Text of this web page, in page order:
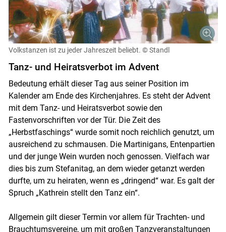
Volkstanzen ist zu jeder Jahreszeit beliebt. © Standl
Tanz- und Heiratsverbot im Advent
Bedeutung erhält dieser Tag aus seiner Position im
Kalender am Ende des Kirchenjahres. Es steht der Advent
mit dem Tanz- und Heiratsverbot sowie den
Fastenvorschriften vor der Tür. Die Zeit des
„Herbstfaschings“ wurde somit noch reichlich genutzt, um
ausreichend zu schmausen. Die Martinigans, Entenpartien
und der junge Wein wurden noch genossen. Vielfach war
dies bis zum Stefanitag, an dem wieder getanzt werden
durfte, um zu heiraten, wenn es „dringend“ war. Es galt der
Spruch „Kathrein stellt den Tanz ein“.
Allgemein gilt dieser Termin vor allem für Trachten- und
Brauchtumsvereine, um mit großen Tanzveranstaltungen